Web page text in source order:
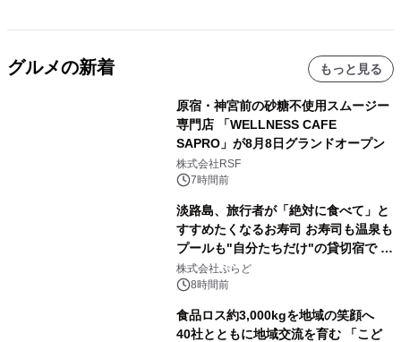
グルメの新着 もっと見る
原宿・神宮前の砂糖不使用スムージー
専門店 「WELLNESS CAFE
SAPRO」が8月8日グランドオープン
株式会社RSF
7時間前
淡路島、旅行者が「絶対に食べて」と
すすめたくなるお寿司 お寿司も温泉も
プールも"自分たちだけ"の貸切宿で 1
日1組限定「岩屋温泉 絵島別庭 海と
森」の握り寿司プラン
株式会社ぷらど
8時間前
食品ロス約3,000kgを地域の笑顔へ
40社とともに地域交流を育む 「こど